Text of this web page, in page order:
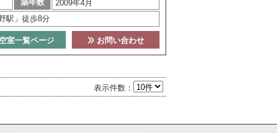
築年数
2009年4月
駅」徒歩8分
お問い合わせ
空室一覧ページ
表示件数：